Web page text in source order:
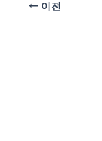
이전